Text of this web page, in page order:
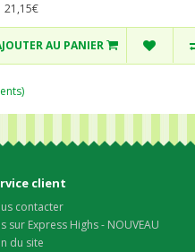
21,15€
AU PANIER
client
contacter
sur Express Highs - NOUVEAU
du site